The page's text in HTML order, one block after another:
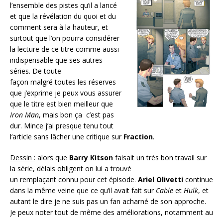
l’ensemble des pistes qu’il a lancé
et que la révélation du quoi et du
comment sera à la hauteur, et
surtout que l’on pourra considérer
la lecture de ce titre comme aussi
indispensable que ses autres
séries. De toute
façon malgré toutes les réserves
que j’exprime je peux vous assurer
que le titre est bien meilleur que
Iron Man, mais bon ça c’est pas
dur. Mince j’ai presque tenu tout
l’article sans lâcher une critique sur Fraction.
Dessin : alors que Barry Kitson faisait un très bon travail sur
la série, délais obligent on lui a trouvé
un remplaçant connu pour cet épisode. Ariel Olivetti continue
dans la même veine que ce qu’il avait fait sur Cable et Hulk, et
autant le dire je ne suis pas un fan acharné de son approche.
Je peux noter tout de même des améliorations, notamment au